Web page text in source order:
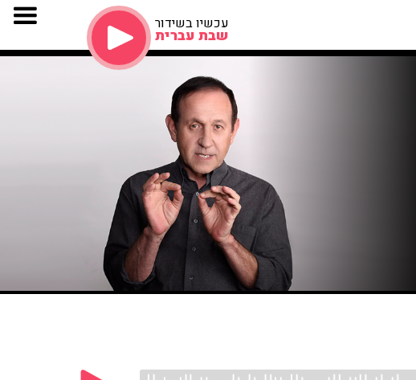
עכשיו בשידור
שבת עברית